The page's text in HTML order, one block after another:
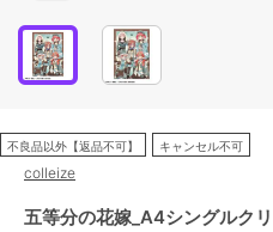
不良品以外【返品不可】 キャンセル不可
colleize
五等分の花嫁_A4シングルク